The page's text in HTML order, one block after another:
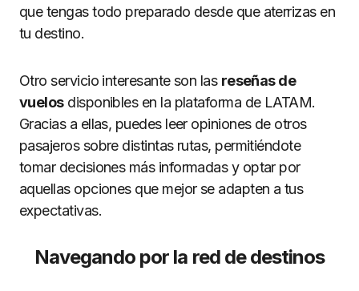
que tengas todo preparado desde que aterrizas en
tu destino.
Otro servicio interesante son las reseñas de
vuelosdisponibles en la plataforma de LATAM.
Gracias a ellas, puedes leer opiniones de otros
pasajeros sobre distintas rutas, permitiéndote
tomar decisiones más informadas y optar por
aquellas opciones que mejor se adapten a tus
expectativas.
Navegando por la red de destinos